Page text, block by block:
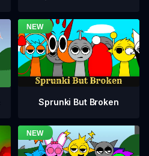
Sprunki But Broken